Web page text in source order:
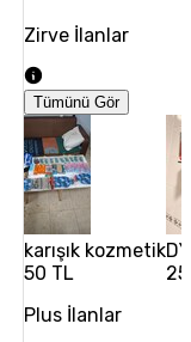
Zirve İlanlar
Tümünü Gör
karışık kozmetik
50 TL
Plus İlanlar